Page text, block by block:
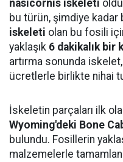
nasicornis iskeleti
bu türün, şimdiye kadar
iskeleti olan bu fosili
yaklaşık 6 dakikalık bir
artırma sonunda iskelet,
ücretlerle birlikte nihai
İskeletin parçaları ilk
Wyoming'deki Bone
bulundu. Fosillerin
malzemelerle